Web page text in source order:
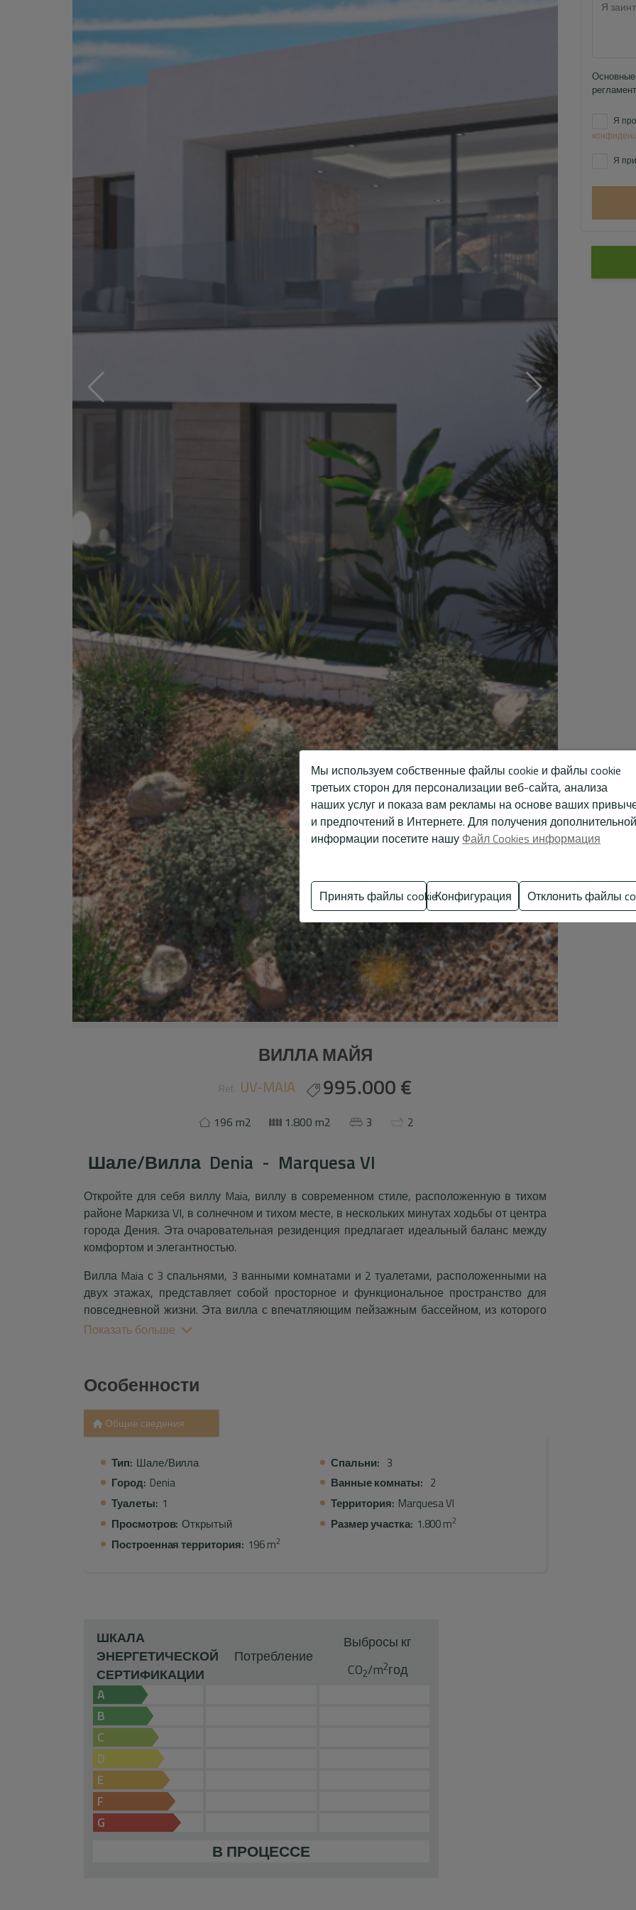
ВИЛЛА МАЙЯ
Ref. UV-MAIA 995.000 €
196 m2 1.800 m2 3 2
Шале/Вилла Denia - Marquesa VI
Откройте для себя виллу Maia, виллу в современном стиле, расположенную в тихом
районе Маркиза VI, в солнечном и тихом месте, в нескольких минутах ходьбы от центра
города Дения. Эта очаровательная резиденция предлагает идеальный баланс между
комфортом и элегантностью.
Вилла Maia с 3 спальнями, 3 ванными комнатами и 2 туалетами, расположенными на
двух этажах, представляет собой просторное и функциональное пространство для
повседневной жизни. Эта вилла с впечатляющим пейзажным бассейном, из которого
вы можете созерцать захватывающий вид на город Дения, предлагает безмятежное
дополнительных автомобиля обеспечивает комфорт и практичность для жильцов.
Главная терраса разделена на две зоны: одна днем, идеально подходящая для
наслаждения природой, и другая ночью, идеально подходящая для трапезы на
свежем воздухе.
Кухня в американском стиле, открытая для столовой, приглашает вас насладиться
компанией, любуясь панорамным видом. Большие окна дома пропускают много
естественного света, создавая яркую и гостеприимную атмосферу во всем
пространстве. Почувствуйте средиземноморскую жизнь на вилле Maia, где комфорт и
стиль гармонично сочетаются друг с другом.
Показать больше
Особенности
Общие сведения
Тип: Шале/Вилла Спальни: 3
Город: Denia Ванные комнаты: 2
Туалеты: 1 Территория: Marquesa VI
Просмотров: Открытый Размер участка: 1.800 m2
Построенная территория: 196 m2
ШКАЛА
ЭНЕРГЕТИЧЕСКОЙ
СЕРТИФИКАЦИИ
Потребление
Выбросы кг
CO2/m2год
A
B
C
D
E
F
G
В ПРОЦЕССЕ
Основные
Я
Я
Мы используем собственные файлы cookie и файлы cookie
третьих сторон для персонализации веб-сайта, анализа
наших услуг и показа вам рекламы на основе ваших
и предпочтений в Интернете. Для получения дополнительной
информации посетите нашу Файл Cookies информация
Принять файлы cookieКонфигурация Отклонить файлы